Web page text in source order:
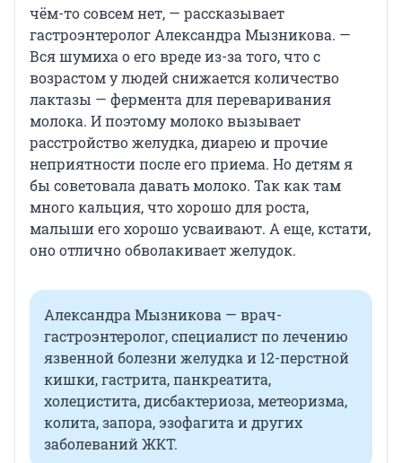
чём-то совсем нет, — рассказывает
гастроэнтеролог Александра Мызникова. —
Вся шумиха о его вреде из-за того, что с
возрастом у людей снижается количество
лактазы — фермента для переваривания
молока. И поэтому молоко вызывает
расстройство желудка, диарею и прочие
неприятности после его приема. Но детям я
бы советовала давать молоко. Так как там
много кальция, что хорошо для роста,
малыши его хорошо усваивают. А еще, кстати,
оно отлично обволакивает желудок.
Александра Мызникова — врач-
гастроэнтеролог, специалист по лечению
язвенной болезни желудка и 12-перстной
кишки, гастрита, панкреатита,
холецистита, дисбактериоза, метеоризма,
колита, запора, эзофагита и других
заболеваний ЖКТ.